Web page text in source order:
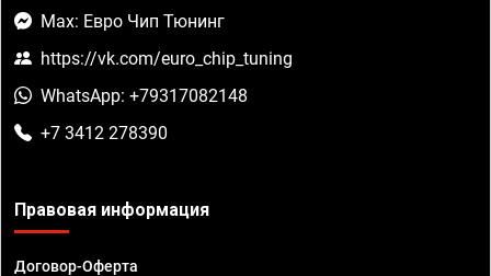
Max: Евро Чип Тюнинг
https://vk.com/euro_chip_tuning
WhatsApp: +79317082148
+7 3412 278390
Правовая информация
Договор-Оферта